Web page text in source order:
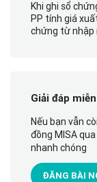
Khi ghi sổ
PP tính giá
chứng từ nhập
Giải đáp
Nếu bạn vẫn
đồng MISA
nhanh chóng
ĐĂNG BÀI